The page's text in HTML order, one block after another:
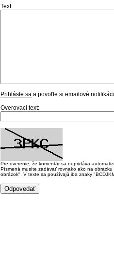
Text:
Prihláste sa a povoľte si emailové
Overovací text:
Pre overenie, že komentár sa nepridáva
Písmená musíte zadávať rovnako ako na
obrázok". V texte sa používajú iba znaky